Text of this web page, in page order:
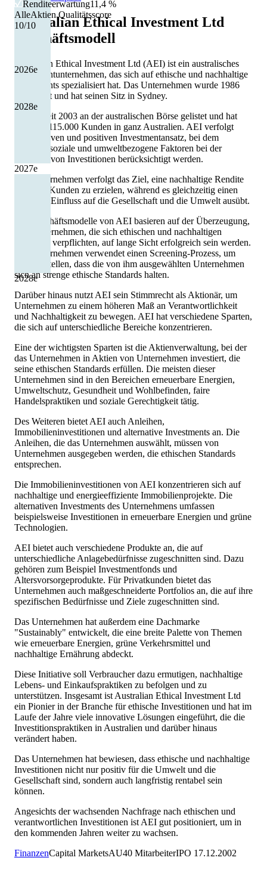
2028e
2026e
2027e
2028e
Renditeerwartung11,4 %
AlleAktien Qualitätsscore
10/10
Australian Ethical Investment Ltd
Geschäftsmodell
Australian Ethical Investment Ltd (AEI) ist ein australisches
Investmentunternehmen, das sich auf ethische und nachhaltige
Investments spezialisiert hat. Das Unternehmen wurde 1986
gegründet und hat seinen Sitz in Sydney.
AEI ist seit 2003 an der australischen Börse gelistet und hat
mehr als 115.000 Kunden in ganz Australien. AEI verfolgt
einen aktiven und positiven Investmentansatz, bei dem
ethische, soziale und umweltbezogene Faktoren bei der
Auswahl von Investitionen berücksichtigt werden.
Das Unternehmen verfolgt das Ziel, eine nachhaltige Rendite
für seine Kunden zu erzielen, während es gleichzeitig einen
positiven Einfluss auf die Gesellschaft und die Umwelt ausübt.
Die Geschäftsmodelle von AEI basieren auf der Überzeugung,
dass Unternehmen, die sich ethischen und nachhaltigen
Praktiken verpflichten, auf lange Sicht erfolgreich sein werden.
Das Unternehmen verwendet einen Screening-Prozess, um
sicherzustellen, dass die von ihm ausgewählten Unternehmen
sich an strenge ethische Standards halten.
Darüber hinaus nutzt AEI sein Stimmrecht als Aktionär, um
Unternehmen zu einem höheren Maß an Verantwortlichkeit
und Nachhaltigkeit zu bewegen. AEI hat verschiedene Sparten,
die sich auf unterschiedliche Bereiche konzentrieren.
Eine der wichtigsten Sparten ist die Aktienverwaltung, bei der
das Unternehmen in Aktien von Unternehmen investiert, die
seine ethischen Standards erfüllen. Die meisten dieser
Unternehmen sind in den Bereichen erneuerbare Energien,
Umweltschutz, Gesundheit und Wohlbefinden, faire
Handelspraktiken und soziale Gerechtigkeit tätig.
Des Weiteren bietet AEI auch Anleihen,
Immobilieninvestitionen und alternative Investments an. Die
Anleihen, die das Unternehmen auswählt, müssen von
Unternehmen ausgegeben werden, die ethischen Standards
entsprechen.
Die Immobilieninvestitionen von AEI konzentrieren sich auf
nachhaltige und energieeffiziente Immobilienprojekte. Die
alternativen Investments des Unternehmens umfassen
beispielsweise Investitionen in erneuerbare Energien und grüne
Technologien.
AEI bietet auch verschiedene Produkte an, die auf
unterschiedliche Anlagebedürfnisse zugeschnitten sind. Dazu
gehören zum Beispiel Investmentfonds und
Altersvorsorgeprodukte. Für Privatkunden bietet das
Unternehmen auch maßgeschneiderte Portfolios an, die auf ihre
spezifischen Bedürfnisse und Ziele zugeschnitten sind.
Das Unternehmen hat außerdem eine Dachmarke
"Sustainably" entwickelt, die eine breite Palette von Themen
wie erneuerbare Energien, grüne Verkehrsmittel und
nachhaltige Ernährung abdeckt.
Diese Initiative soll Verbraucher dazu ermutigen, nachhaltige
Lebens- und Einkaufspraktiken zu befolgen und zu
unterstützen. Insgesamt ist Australian Ethical Investment Ltd
ein Pionier in der Branche für ethische Investitionen und hat im
Laufe der Jahre viele innovative Lösungen eingeführt, die die
Investitionspraktiken in Australien und darüber hinaus
verändert haben.
Das Unternehmen hat bewiesen, dass ethische und nachhaltige
Investitionen nicht nur positiv für die Umwelt und die
Gesellschaft sind, sondern auch langfristig rentabel sein
können.
Angesichts der wachsenden Nachfrage nach ethischen und
verantwortlichen Investitionen ist AEI gut positioniert, um in
den kommenden Jahren weiter zu wachsen.
FinanzenCapital MarketsAU40 MitarbeiterIPO 17.12.2002